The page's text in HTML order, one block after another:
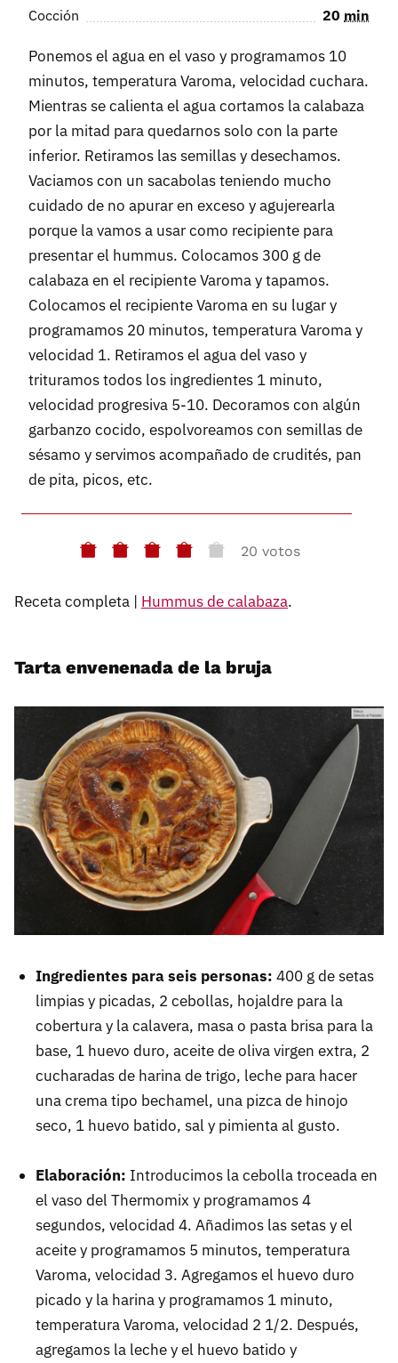
Cocción 20 min
Ponemos el agua en el vaso y programamos 10
minutos, temperatura Varoma, velocidad cuchara.
Mientras se calienta el agua cortamos la calabaza
por la mitad para quedarnos solo con la parte
inferior. Retiramos las semillas y desechamos.
Vaciamos con un sacabolas teniendo mucho
cuidado de no apurar en exceso y agujerearla
porque la vamos a usar como recipiente para
presentar el hummus. Colocamos 300 g de
calabaza en el recipiente Varoma y tapamos.
Colocamos el recipiente Varoma en su lugar y
programamos 20 minutos, temperatura Varoma y
velocidad 1. Retiramos el agua del vaso y
trituramos todos los ingredientes 1 minuto,
velocidad progresiva 5-10. Decoramos con algún
garbanzo cocido, espolvoreamos con semillas de
sésamo y servimos acompañado de crudités, pan
de pita, picos, etc.
20 votos
Receta completa | Hummus de calabaza.
Tarta envenenada de la bruja
Ingredientes para seis personas: 400 g de setas
limpias y picadas, 2 cebollas, hojaldre para la
cobertura y la calavera, masa o pasta brisa para la
base, 1 huevo duro, aceite de oliva virgen extra, 2
cucharadas de harina de trigo, leche para hacer
una crema tipo bechamel, una pizca de hinojo
seco, 1 huevo batido, sal y pimienta al gusto.
Elaboración: Introducimos la cebolla troceada en
el vaso del Thermomix y programamos 4
segundos, velocidad 4. Añadimos las setas y el
aceite y programamos 5 minutos, temperatura
Varoma, velocidad 3. Agregamos el huevo duro
picado y la harina y programamos 1 minuto,
temperatura Varoma, velocidad 2 1/2. Después,
agregamos la leche y el huevo batido y